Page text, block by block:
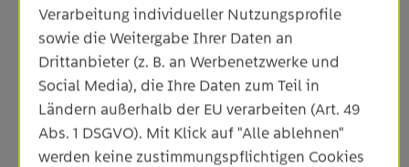
Verarbeitung individueller Nutzungsprofile
sowie die Weitergabe Ihrer Daten an
Drittanbieter (z. B. an Werbenetzwerke und
Social Media), die Ihre Daten zum Teil in
Ländern außerhalb der EU verarbeiten (Art. 49
Abs. 1 DSGVO). Mit Klick auf "Alle ablehnen"
werden keine zustimmungspflichtigen Cookies